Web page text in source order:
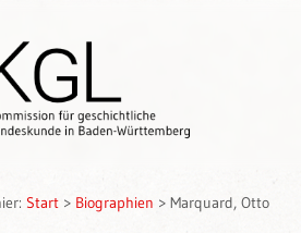
Start > Biographien > Marquard, Otto